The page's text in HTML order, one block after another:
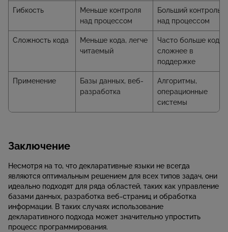
Гибкость
Меньше контроля
над процессом
Больший контроль
над процессом
Сложность кода
Меньше кода, легче
читаемый
Часто больше кода,
сложнее в
поддержке
Применение
Базы данных, веб-
разработка
Алгоритмы,
операционные
системы
Заключение
Несмотря на то, что декларативные языки не всегда
являются оптимальным решением для всех типов задач, они
идеально подходят для ряда областей, таких как управление
базами данных, разработка веб-страниц и обработка
информации. В таких случаях использование
декларативного подхода может значительно упростить
процесс программирования.